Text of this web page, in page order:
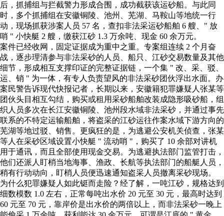
后，抓捕组与拦截警力形成合围，成功截获该运砂船。与此同
时，多个抓捕组在安徽铜陵、池州、芜湖、马鞍山等地统一行
动，现场抓获涉案人员 57 名，查扣非法采运砂船舶 6 艘、" 放
哨 " 小快艇 2 艘，缴获江砂 1.3 万余吨、现金 60 余万元。
案件已经收网，固定证据成为重中之重。专案组连续 2 个月奋
战，逐步理清参与非法采砂的人员、船只、江砂交易数量及其他
细节，形成相互支撑印证的完整证据链，一个集 " 改、采、驳、
运、销 " 为一体，有专人负责望风的非法采砂团伙浮出水面。办
案民警告诉现代快报记者，长期以来，安徽籍犯罪嫌疑人张某等
团伙头目相互勾结，购买或租用采砂船舶改装成隐形吸砂船，组
织人员多次在长江安徽铜陵、池州段水域非法采砂，并通过事先
联系的不特定运输船舶，将盗采的江砂运往作案水域下游方向的
芜湖等地过驳、销售。更疯狂的是，为逃避公安机关侦查，张某
等人在采砂区域设置小快艇 " 流动哨 "，购买了 10 余部对讲机
用于通讯，而且全部使用现金交易。为逃避执法部门监管打击，
他们还派人盯梢当地海事、渔政、长航等执法部门的船艇人员，
稍有行动动向，盯梢人员便迅速通知盗采人员撤离采砂现场。
为什么犯罪嫌疑人如此铤而走险？经了解，一吨江砂，规格达到
细数模数 1.0 左右，正常每吨出水价 20 元至 30 元，最高时达到
60 元至 70 元，靠岸价是出水价的两倍以上，而非法采砂一晚上